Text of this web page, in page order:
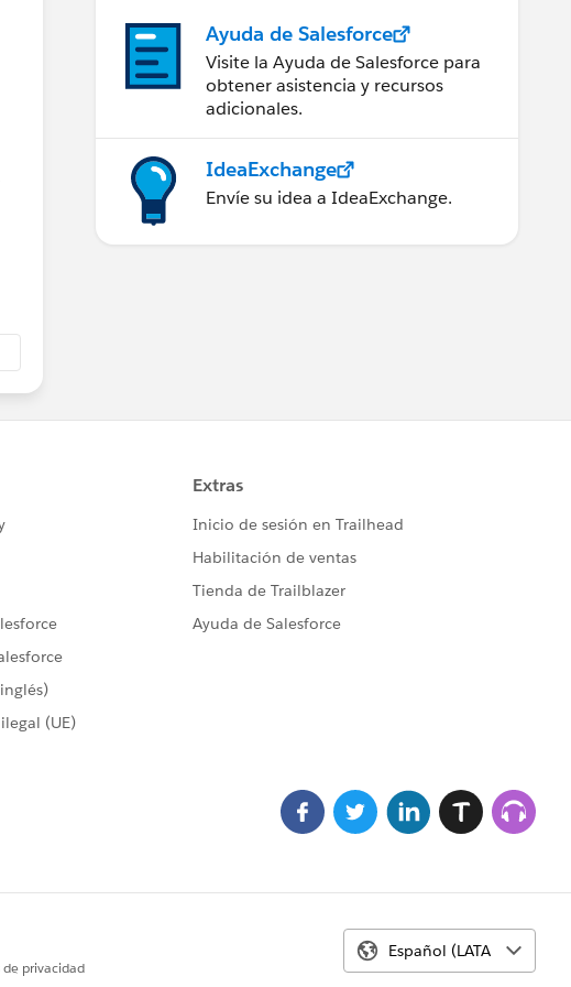
Ayuda de Salesforce
Visite la Ayuda de Salesforce para
obtener asistencia y recursos
adicionales.
IdeaExchange
Envíe su idea a IdeaExchange.